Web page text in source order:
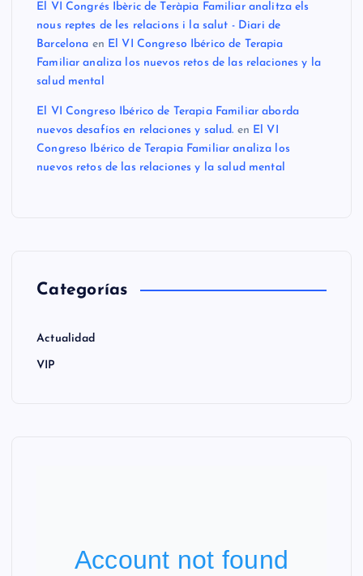
El VI Congrés Ibèric de Teràpia Familiar analitza els
nous reptes de les relacions i la salut - Diari de
Barcelona en El VI Congreso Ibérico de Terapia
Familiar analiza los nuevos retos de las relaciones y la
salud mental
El VI Congreso Ibérico de Terapia Familiar aborda
nuevos desafíos en relaciones y salud. en El VI
Congreso Ibérico de Terapia Familiar analiza los
nuevos retos de las relaciones y la salud mental
Categorías
Actualidad
VIP